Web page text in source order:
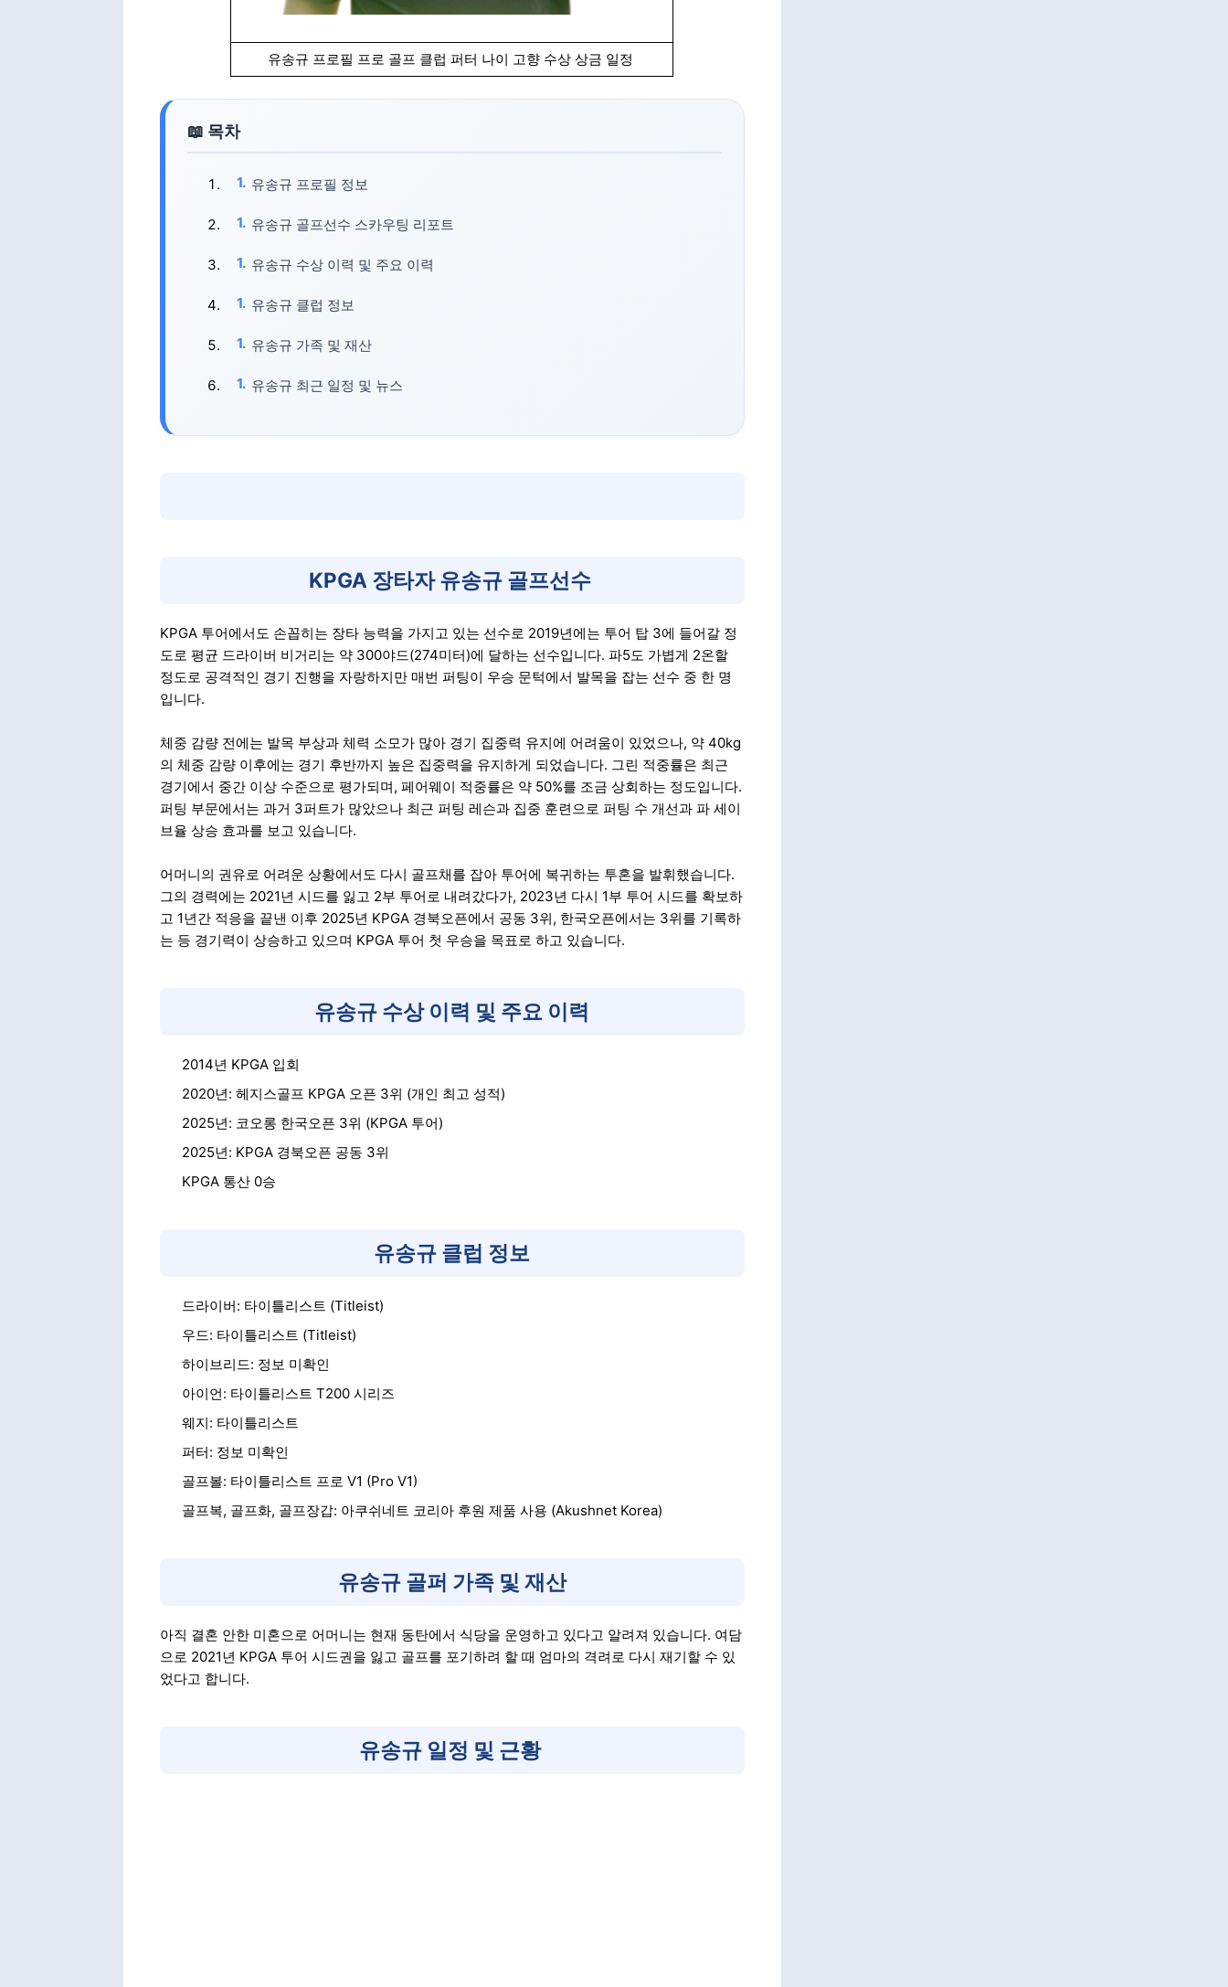
유송규 프로필 프로 골프 클럽 퍼터 나이 고향 수상 상금 일정
유송규 프로필 정보
유송규 골프선수 스카우팅 리포트
유송규 수상 이력 및 주요 이력
유송규 클럽 정보
유송규 가족 및 재산
유송규 최근 일정 및 뉴스
KPGA 장타자 유송규 골프선수
KPGA 투어에서도 손꼽히는 장타 능력을 가지고 있는 선수로 2019년에는 투어 탑 3에 들어갈 정
도로 평균 드라이버 비거리는 약 300야드(274미터)에 달하는 선수입니다. 파5도 가볍게 2온할
정도로 공격적인 경기 진행을 자랑하지만 매번 퍼팅이 우승 문턱에서 발목을 잡는 선수 중 한 명
입니다.
체중 감량 전에는 발목 부상과 체력 소모가 많아 경기 집중력 유지에 어려움이 있었으나, 약 40kg
의 체중 감량 이후에는 경기 후반까지 높은 집중력을 유지하게 되었습니다. 그린 적중률은 최근
경기에서 중간 이상 수준으로 평가되며, 페어웨이 적중률은 약 50%를 조금 상회하는 정도입니다.
퍼팅 부문에서는 과거 3퍼트가 많았으나 최근 퍼팅 레슨과 집중 훈련으로 퍼팅 수 개선과 파 세이
브율 상승 효과를 보고 있습니다.
어머니의 권유로 어려운 상황에서도 다시 골프채를 잡아 투어에 복귀하는 투혼을 발휘했습니다.
그의 경력에는 2021년 시드를 잃고 2부 투어로 내려갔다가, 2023년 다시 1부 투어 시드를 확보하
고 1년간 적응을 끝낸 이후 2025년 KPGA 경북오픈에서 공동 3위, 한국오픈에서는 3위를 기록하
는 등 경기력이 상승하고 있으며 KPGA 투어 첫 우승을 목표로 하고 있습니다.
유송규 수상 이력 및 주요 이력
2014년 KPGA 입회
2020년: 헤지스골프 KPGA 오픈 3위 (개인 최고 성적)
2025년: 코오롱 한국오픈 3위 (KPGA 투어)
2025년: KPGA 경북오픈 공동 3위
KPGA 통산 0승
유송규 클럽 정보
드라이버: 타이틀리스트 (Titleist)
우드: 타이틀리스트 (Titleist)
하이브리드: 정보 미확인
아이언: 타이틀리스트 T200 시리즈
웨지: 타이틀리스트
퍼터: 정보 미확인
골프볼: 타이틀리스트 프로 V1 (Pro V1)
골프복, 골프화, 골프장갑: 아쿠쉬네트 코리아 후원 제품 사용 (Akushnet Korea)
유송규 골퍼 가족 및 재산
아직 결혼 안한 미혼으로 어머니는 현재 동탄에서 식당을 운영하고 있다고 알려져 있습니다. 여담
으로 2021년 KPGA 투어 시드권을 잃고 골프를 포기하려 할 때 엄마의 격려로 다시 재기할 수 있
었다고 합니다.
유송규 일정 및 근황